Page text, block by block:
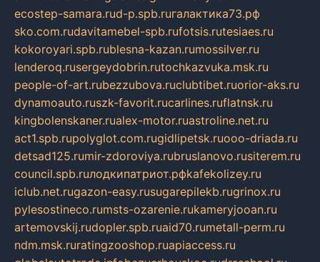
ecostep-samara.rud-p.spb.ruгалактика73.рф
sko.com.rudavitamebel-spb.rufotsis.rutesiaes.ru
kokoroyari.spb.rublesna-kazan.rumossilver.ru
lenderoq.rusergeydobrin.rutochkazvuka.msk.ru
people-of-art.rubezzubova.ruclubtibet.ruorior-aks.ru
dynamoauto.ruszk-favorit.rucarlines.ruflatnsk.ru
kingbolenskaner.rualex-motor.ruastroline.net.ru
act1.spb.rupolyglot.com.rugidlipetsk.ruooo-driada.ru
detsad125.rumir-zdoroviya.rubruslanovo.rusiterem.ru
council.spb.ruлодкипатриот.рфkafekolizey.ru
iclub.net.rugazon-easy.rusugarepilekb.rugrinox.ru
pylesostineco.rumsts-ozarenie.rukameryjooan.ru
artemovskij.rudopler.spb.ruaid70.rumetall-perm.ru
ndm.msk.ruratingzooshop.ruapiaccess.ru